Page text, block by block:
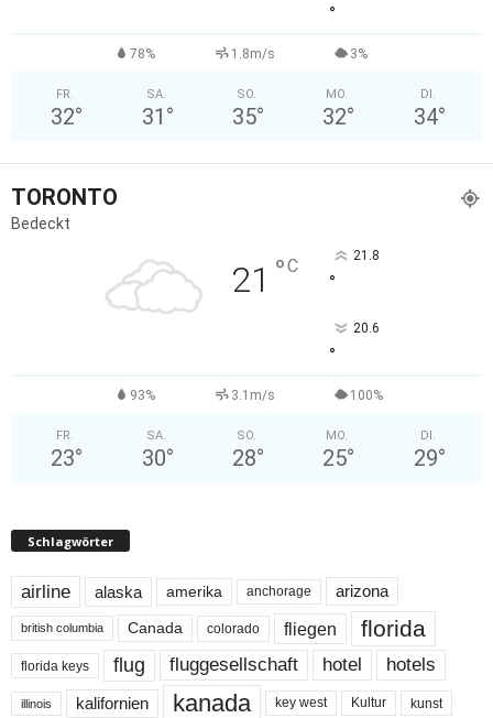
°
78% 1.8m/s 3%
FR.
32°
SA.
31 °
SO.
35°
MO.
32°
DI.
34°
TORONTO
Bedeckt
21 °C 21.8
°
20.6
°
93% 3.1m/s 100%
FR.
23°
SA.
30°
SO.
28°
MO.
25°
DI.
29°
Schlagwörter
airline alaska amerika anchorage arizona
british columbia Canada colorado fliegen florida
florida keys flug fluggesellschaft hotel hotels
illinois kalifornien kanada key west Kultur kunst